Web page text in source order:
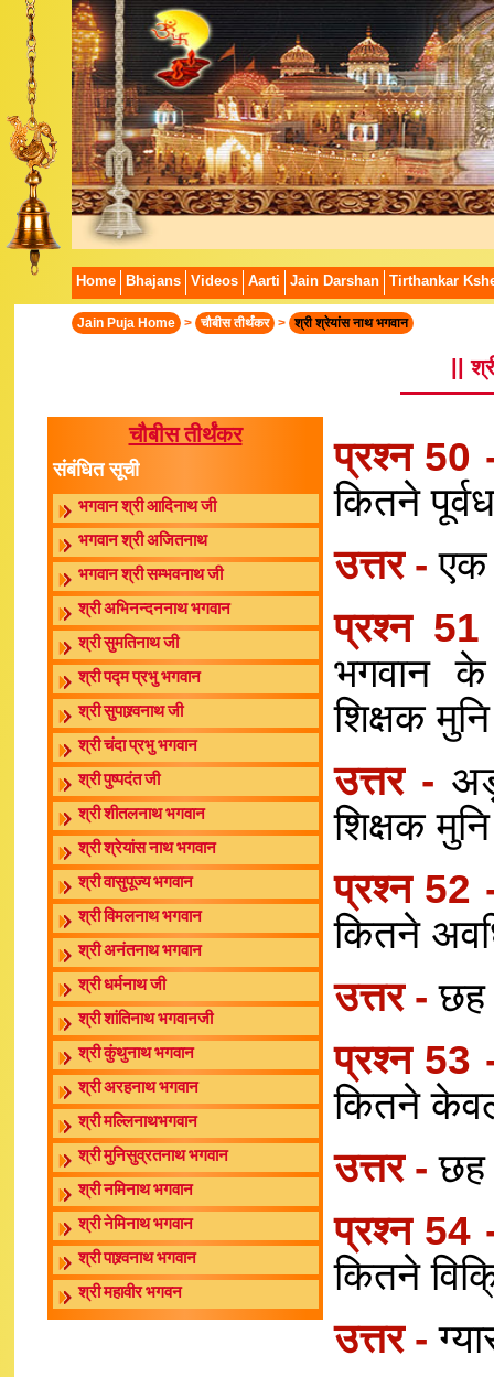
Home Bhajans Videos Aarti Jain Darshan Tirthankar
Jain Puja Home > चौबीस तीर्थंकर > श्री श्रेयांस नाथ भगवान
||
चौबीस तीर्थंकर
संबंधित सूची
भगवान श्री आदिनाथ जी
भगवान श्री अजितनाथ
भगवान श्री सम्भवनाथ जी
श्री अभिनन्दननाथ भगवान
श्री सुमतिनाथ जी
श्री पद्म प्रभु भगवान
श्री सुपाश्र्वनाथ जी
श्री चंदा प्रभु भगवान
श्री पुष्पदंत जी
श्री शीतलनाथ भगवान
श्री श्रेयांस नाथ भगवान
श्री वासुपूज्य भगवान
श्री विमलनाथ भगवान
श्री अनंतनाथ भगवान
श्री धर्मनाथ जी
श्री शांतिनाथ भगवानजी
श्री कुंथुनाथ भगवान
श्री अरहनाथ भगवान
श्री मल्लिनाथभगवान
श्री मुनिसुव्रतनाथ भगवान
श्री नमिनाथ भगवान
श्री नेमिनाथ भगवान
श्री पाश्र्वनाथ भगवान
श्री महावीर भगवन
प्रश्न
कितने
उत्तर -एक
प्रश्न
भगवान
शिक्षक
उत्तर -
शिक्षक
प्रश्न
कितने
उत्तर -छह
प्रश्न
कितने
उत्तर -छह
प्रश्न
कितने
उत्तर -